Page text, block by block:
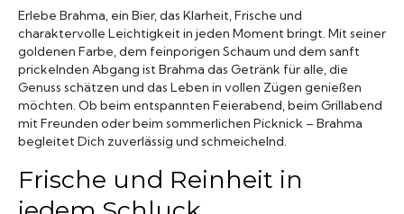
Erlebe Brahma, ein Bier, das Klarheit, Frische und
charaktervolle Leichtigkeit in jeden Moment bringt. Mit seiner
goldenen Farbe, dem feinporigen Schaum und dem sanft
prickelnden Abgang ist Brahma das Getränk für alle, die
Genuss schätzen und das Leben in vollen Zügen genießen
möchten. Ob beim entspannten Feierabend, beim Grillabend
mit Freunden oder beim sommerlichen Picknick – Brahma
begleitet Dich zuverlässig und schmeichelnd.
Frische und Reinheit in